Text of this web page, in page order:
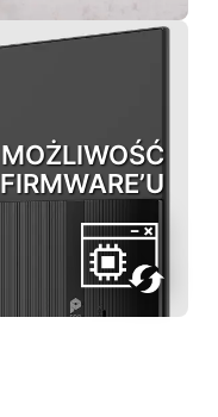
MOŻLIWOŚĆ